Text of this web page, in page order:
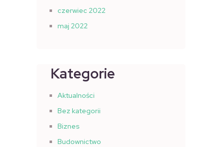
czerwiec 2022
maj 2022
Kategorie
Aktualności
Bez kategorii
Biznes
Budownictwo